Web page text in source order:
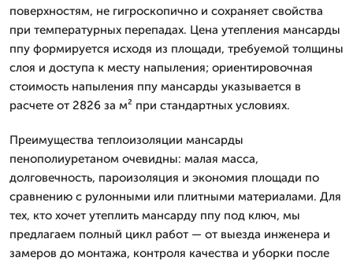
поверхностям, не гигроскопично и сохраняет свойства
при температурных перепадах. Цена утепления мансарды
ппу формируется исходя из площади, требуемой толщины
слоя и доступа к месту напыления; ориентировочная
стоимость напыления ппу мансарды указывается в
расчете от 2826 за м² при стандартных условиях.
Преимущества теплоизоляции мансарды
пенополиуретаном очевидны: малая масса,
долговечность, пароизоляция и экономия площади по
сравнению с рулонными или плитными материалами. Для
тех, кто хочет утеплить мансарду ппу под ключ, мы
предлагаем полный цикл работ — от выезда инженера и
замеров до монтажа, контроля качества и уборки после